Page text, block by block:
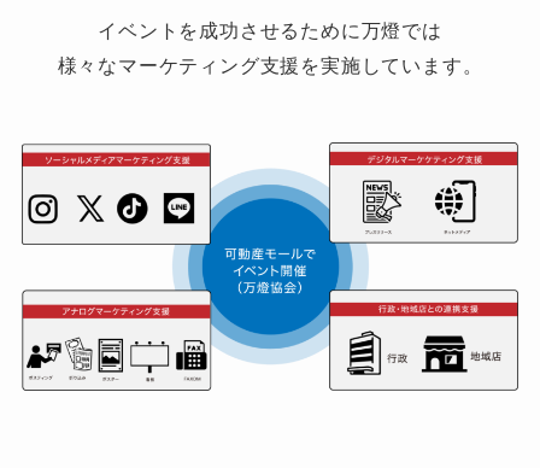
イベントを成功させるために万燈では
様々なマーケティング支援を実施しています。